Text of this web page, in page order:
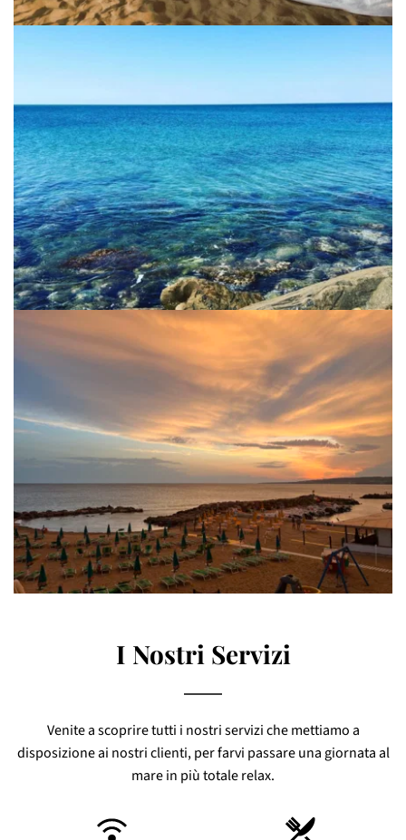
I Nostri Servizi
Venite a scoprire tutti i nostri servizi che mettiamo a
disposizione ai nostri clienti, per farvi passare una giornata al
mare in più totale relax.